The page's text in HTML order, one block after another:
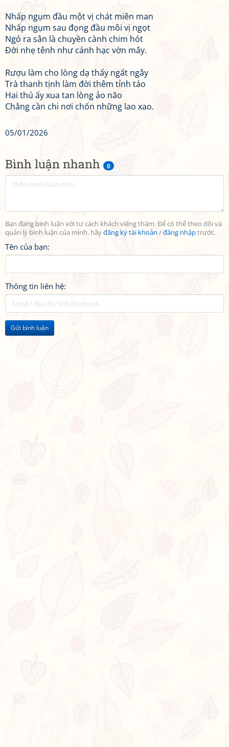
Bình luận nhanh 0
Bạn đang bình luận với tư cách khách viếng thăm. Để có thể theo dõi và
quản lý bình luận của mình, hãyđăng ký tài khoản /đăng nhậptrước.
Tên của bạn:
Thông tin liên hệ:
Gửi bình luận
Nhấp ngụm đầu một vị chát miên man
Nhấp ngụm sau đọng đầu môi vị ngọt
Ngó ra sân là chuyền cành chim hót
Đời nhẹ tênh như cánh hạc vờn mây.
Rượu làm cho lòng dạ thấy ngất ngây
Trà thanh tịnh làm đời thêm tỉnh táo
Hai thú ấy xua tan lòng ảo não
Chẳng cần chi nơi chốn những lao xao.
05/01/2026